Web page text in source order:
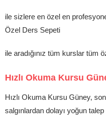
ile sizlere en özel en
Özel Ders Sepeti
ile aradığınız tüm kurslar tüm
Hızlı Okuma Kursu
Hızlı Okuma Kursu Güney,
salgınlardan dolayı yoğun talep